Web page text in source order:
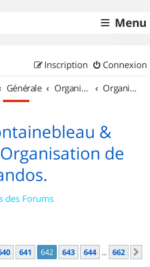
Menu
Connexion
Inscription
Générale Organisation de sorties & Recherche de partenaires Organisation de sorties en région Île de France
&
de
des Forums
662 641 642 643 644 … 662